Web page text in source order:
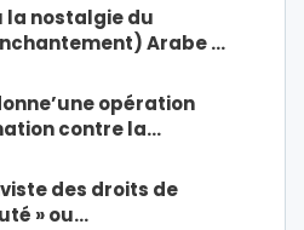
la nostalgie du
Arabe …
opération
contre la…
des droits de
» ou…